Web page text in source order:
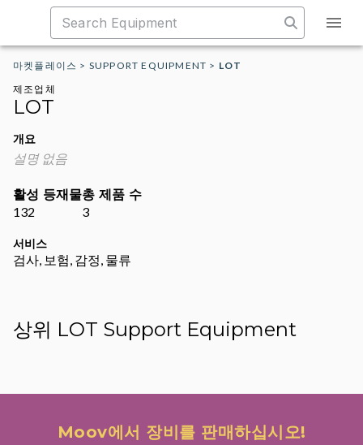
마켓플레이스 > SUPPORT EQUIPMENT > LOT
제조업체
LOT
개요
설명 없음
활성 등재물
132
총 제품 수
3
서비스
검사, 보험, 감정, 물류
상위 LOT Support Equipment
Moov에서 장비를 판매하십시오!